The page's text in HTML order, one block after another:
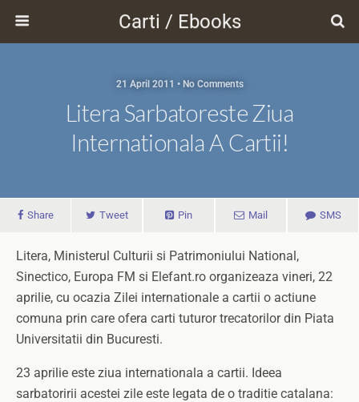
Carti / Ebooks
21 April 2011 • No Comments
Litera Sarbatoreste Ziua
Internationala A Cartii!
Share Tweet Pin Mail SMS
Litera, Ministerul Culturii si Patrimoniului National,
Sinectico, Europa FM si Elefant.ro organizeaza vineri, 22
aprilie, cu ocazia Zilei internationale a cartii o actiune
comuna prin care ofera carti tuturor trecatorilor din Piata
Universitatii din Bucuresti.
23 aprilie este ziua internationala a cartii. Ideea
sarbatoririi acestei zile este legata de o traditie catalana: